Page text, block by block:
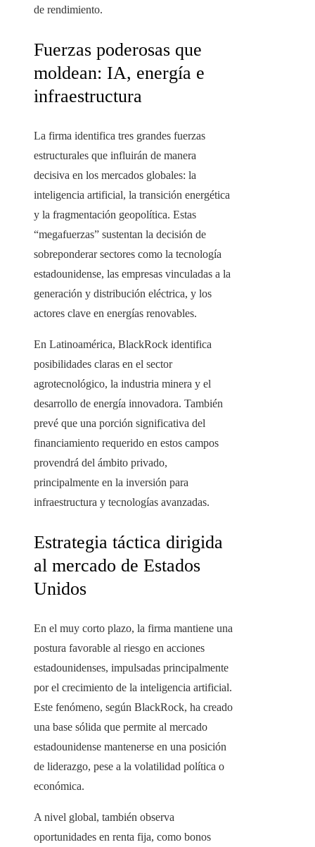
de rendimiento.
Fuerzas poderosas que
moldean: IA, energía e
infraestructura
La firma identifica tres grandes fuerzas
estructurales que influirán de manera
decisiva en los mercados globales: la
inteligencia artificial, la transición energética
y la fragmentación geopolítica. Estas
“megafuerzas” sustentan la decisión de
sobreponderar sectores como la tecnología
estadounidense, las empresas vinculadas a la
generación y distribución eléctrica, y los
actores clave en energías renovables.
En Latinoamérica, BlackRock identifica
posibilidades claras en el sector
agrotecnológico, la industria minera y el
desarrollo de energía innovadora. También
prevé que una porción significativa del
financiamiento requerido en estos campos
provendrá del ámbito privado,
principalmente en la inversión para
infraestructura y tecnologías avanzadas.
Estrategia táctica dirigida
al mercado de Estados
Unidos
En el muy corto plazo, la firma mantiene una
postura favorable al riesgo en acciones
estadounidenses, impulsadas principalmente
por el crecimiento de la inteligencia artificial.
Este fenómeno, según BlackRock, ha creado
una base sólida que permite al mercado
estadounidense mantenerse en una posición
de liderazgo, pese a la volatilidad política o
económica.
A nivel global, también observa
oportunidades en renta fija, como bonos